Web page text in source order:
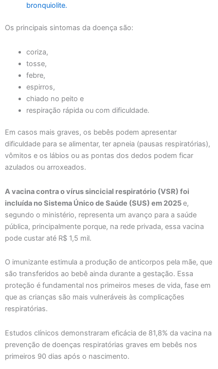
bronquiolite.
Os principais sintomas da doença são:
coriza,
tosse,
febre,
espirros,
chiado no peito e
respiração rápida ou com dificuldade.
Em casos mais graves, os bebês podem apresentar
dificuldade para se alimentar, ter apneia (pausas respiratórias),
vômitos e os lábios ou as pontas dos dedos podem ficar
azulados ou arroxeados.
A vacina contra o vírus sincicial respiratório (VSR) foi
incluída no Sistema Único de Saúde (SUS) em 2025e,
segundo o ministério, representa um avanço para a saúde
pública, principalmente porque, na rede privada, essa vacina
pode custar até R$ 1,5 mil.
O imunizante estimula a produção de anticorpos pela mãe, que
são transferidos ao bebê ainda durante a gestação. Essa
proteção é fundamental nos primeiros meses de vida, fase em
que as crianças são mais vulneráveis às complicações
respiratórias.
Estudos clínicos demonstraram eficácia de 81,8% da vacina na
prevenção de doenças respiratórias graves em bebês nos
primeiros 90 dias após o nascimento.